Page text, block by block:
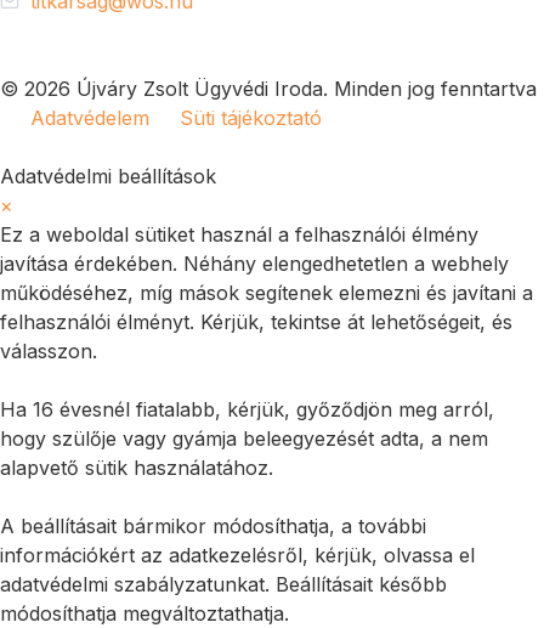
© 2026 Újváry Zsolt Ügyvédi Iroda. Minden jog fenntartva
Adatvédelem
Süti tájékoztató
Adatvédelmi beállítások
×
Ez a weboldal sütiket használ a felhasználói élmény
javítása érdekében. Néhány elengedhetetlen a webhely
működéséhez, míg mások segítenek elemezni és javítani a
felhasználói élményt. Kérjük, tekintse át lehetőségeit, és
válasszon.
Ha 16 évesnél fiatalabb, kérjük, győződjön meg arról,
hogy szülője vagy gyámja beleegyezését adta, a nem
alapvető sütik használatához.
A beállításait bármikor módosíthatja, a további
információkért az adatkezelésről, kérjük, olvassa el
adatvédelmi szabályzatunkat. Beállításait később
módosíthatja megváltoztathatja.